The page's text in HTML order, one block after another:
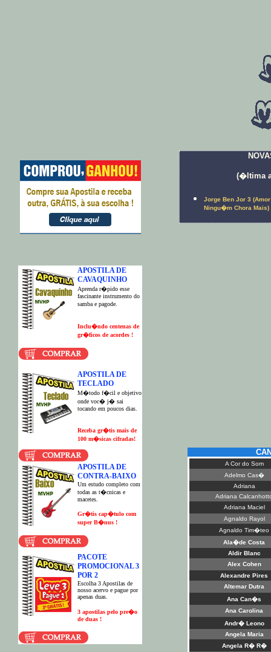
APOSTILA DE
CAVAQUINHO
Aprenda r�pido esse
fascinante instrumento do
samba e pagode.
Inclu�ndo centenas de
gr�ficos de acordes !
APOSTILA DE
TECLADO
M�todo f�cil e objetivo
onde voc� j� sai
tocando em poucos dias.
Receba gr�tis mais de
100 m�sicas cifradas!
APOSTILA DE
CONTRA-BAIXO
Um estudo completo com
todas as t�cnicas e
macetes.
Gr�tis cap�tulo com
super B�nus !
PACOTE
PROMOCIONAL 3
POR 2
Escolha 3 Apostilas de
nosso acervo e pague por
apenas duas.
3 apostilas pelo pre�o
de duas !
(�ltima
Jorge Ben Jor 3
Ningu�m Chora Mais)
A Cor do Som
Adelmo Cas�
Adriana
Adriana
Adriana Maciel
Agnaldo Rayol
Agnaldo Tim�teo
Ala�de Costa
Aldir Blanc
Alex Cohen
Alexandre Pires
Altemar Dutra
Ana Can�s
Ana Carolina
Andr� Leono
Angela Maria
Angela R� R�